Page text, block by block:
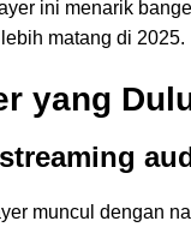
ini menarik
matang di 2025.
yang
muncul dengan